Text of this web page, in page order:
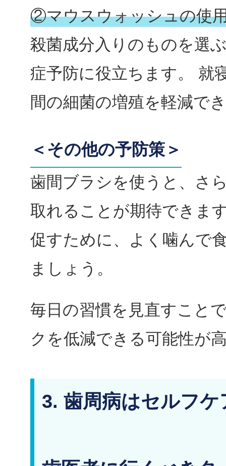
②マウスウォッシュの使
殺菌成分入りのものを選
症予防に役立ちます。 就
間の細菌の増殖を軽減で
＜その他の予防策＞
歯間ブラシを使うと、さ
取れることが期待できま
促すために、よく噛んで
ましょう。
毎日の習慣を見直すこと
クを低減できる可能性が
3. 歯周病はセルフケ